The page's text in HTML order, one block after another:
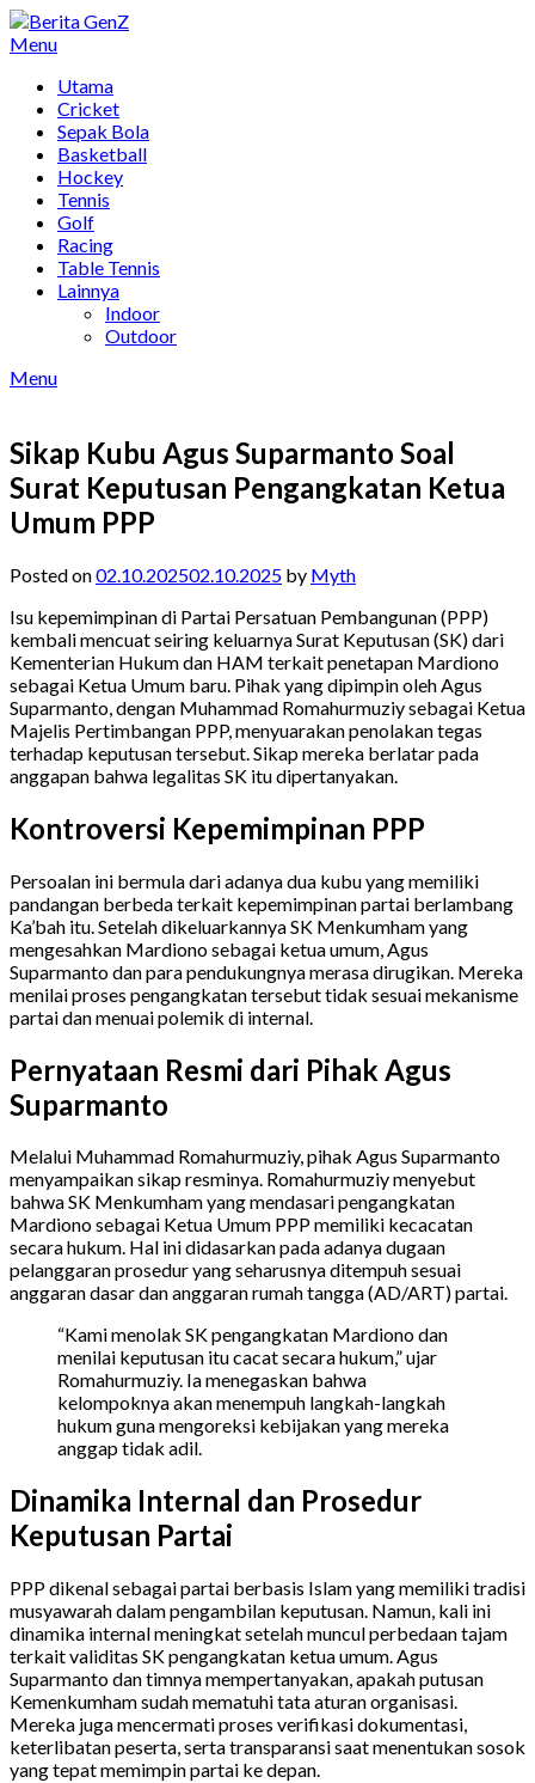
Skip
to
Menu
Utama
Cricket
Sepak Bola
Basketball
Hockey
Tennis
Golf
Racing
Table Tennis
Lainnya
Indoor
Outdoor
Menu
Sikap Kubu Agus Suparmanto Soal
Surat Keputusan Pengangkatan Ketua
Umum PPP
Posted on02.10.202502.10.2025 by Myth
Isu kepemimpinan di Partai Persatuan Pembangunan (PPP)
kembali mencuat seiring keluarnya Surat Keputusan (SK) dari
Kementerian Hukum dan HAM terkait penetapan Mardiono
sebagai Ketua Umum baru. Pihak yang dipimpin oleh Agus
Suparmanto, dengan Muhammad Romahurmuziy sebagai Ketua
Majelis Pertimbangan PPP, menyuarakan penolakan tegas
terhadap keputusan tersebut. Sikap mereka berlatar pada
anggapan bahwa legalitas SK itu dipertanyakan.
Kontroversi Kepemimpinan PPP
Persoalan ini bermula dari adanya dua kubu yang memiliki
pandangan berbeda terkait kepemimpinan partai berlambang
Ka’bah itu. Setelah dikeluarkannya SK Menkumham yang
mengesahkan Mardiono sebagai ketua umum, Agus
Suparmanto dan para pendukungnya merasa dirugikan. Mereka
menilai proses pengangkatan tersebut tidak sesuai mekanisme
partai dan menuai polemik di internal.
Pernyataan Resmi dari Pihak Agus
Suparmanto
Melalui Muhammad Romahurmuziy, pihak Agus Suparmanto
menyampaikan sikap resminya. Romahurmuziy menyebut
bahwa SK Menkumham yang mendasari pengangkatan
Mardiono sebagai Ketua Umum PPP memiliki kecacatan
secara hukum. Hal ini didasarkan pada adanya dugaan
pelanggaran prosedur yang seharusnya ditempuh sesuai
anggaran dasar dan anggaran rumah tangga (AD/ART) partai.
“Kami menolak SK pengangkatan Mardiono dan
menilai keputusan itu cacat secara hukum,” ujar
Romahurmuziy. Ia menegaskan bahwa
kelompoknya akan menempuh langkah-langkah
hukum guna mengoreksi kebijakan yang mereka
anggap tidak adil.
Dinamika Internal dan Prosedur
Keputusan Partai
PPP dikenal sebagai partai berbasis Islam yang memiliki tradisi
musyawarah dalam pengambilan keputusan. Namun, kali ini
dinamika internal meningkat setelah muncul perbedaan tajam
terkait validitas SK pengangkatan ketua umum. Agus
Suparmanto dan timnya mempertanyakan, apakah putusan
Kemenkumham sudah mematuhi tata aturan organisasi.
Mereka juga mencermati proses verifikasi dokumentasi,
keterlibatan peserta, serta transparansi saat menentukan sosok
yang tepat memimpin partai ke depan.